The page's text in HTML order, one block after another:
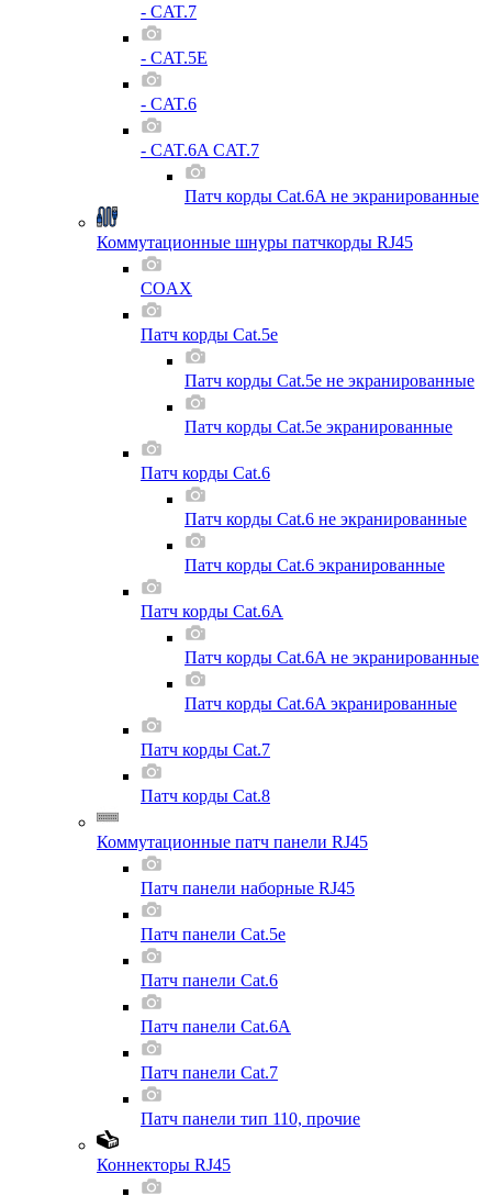
- CAT.7
- CAT.5E
- CAT.6
- CAT.6A CAT.7
Патч корды Cat.6A не экранированные
Коммутационные шнуры патчкорды RJ45
COAX
Патч корды Cat.5e
Патч корды Cat.5e не экранированные
Патч корды Cat.5e экранированные
Патч корды Cat.6
Патч корды Cat.6 не экранированные
Патч корды Cat.6 экранированные
Патч корды Cat.6A
Патч корды Cat.6A не экранированные
Патч корды Cat.6A экранированные
Патч корды Cat.7
Патч корды Cat.8
Коммутационные патч панели RJ45
Патч панели наборные RJ45
Патч панели Cat.5e
Патч панели Cat.6
Патч панели Cat.6A
Патч панели Cat.7
Патч панели тип 110, прочие
Коннекторы RJ45